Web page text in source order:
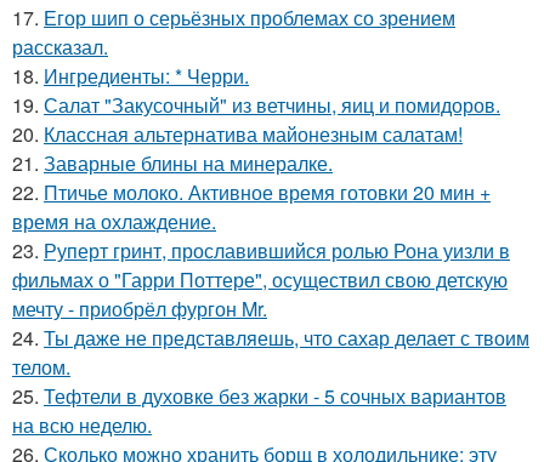
17. Егор шип о серьёзных проблемах со зрением
рассказал.
18. Ингредиенты: * Черри.
19. Салат "Закусочный" из ветчины, яиц и помидоров.
20. Классная альтернатива майонезным салатам!
21. Заварные блины на минералке.
22. Птичье молоко. Активное время готовки 20 мин +
время на охлаждение.
23. Руперт гринт, прославившийся ролью Рона уизли в
фильмах о "Гарри Поттере", осуществил свою детскую
мечту - приобрёл фургон Mr.
24. Ты даже не представляешь, что сахар делает с твоим
телом.
25. Тефтели в духовке без жарки - 5 сочных вариантов
на всю неделю.
26. Сколько можно хранить борщ в холодильнике: эту